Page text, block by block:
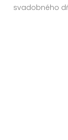
svadobného